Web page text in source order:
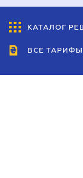
КАТАЛОГ
ВСЕ ТАРИФЫ